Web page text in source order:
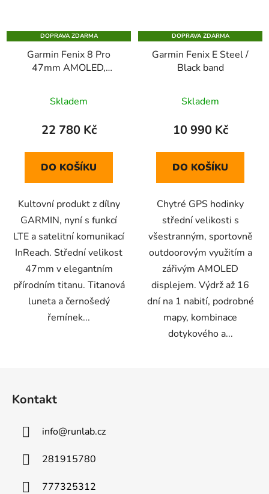
DOPRAVA ZDARMA
Garmin Fenix 8 Pro
47mm AMOLED,
Skladem
22 780 Kč
DO KOŠÍKU
Kultovní produkt z dílny
GARMIN, nyní s funkcí
LTE a satelitní komunikací
InReach. Střední velikost
47mm v elegantním
přírodním titanu. Titanová
luneta a černošedý
řemínek...
DOPRAVA ZDARMA
Garmin Fenix E Steel /
Black band
Skladem
10 990 Kč
DO KOŠÍKU
Chytré GPS hodinky
střední velikosti s
všestranným, sportovně
outdoorovým využitím a
zářivým AMOLED
displejem. Výdrž až 16
dní na 1 nabití, podrobné
mapy, kombinace
dotykového a...
Kontakt
info@runlab.cz
281915780
777325312